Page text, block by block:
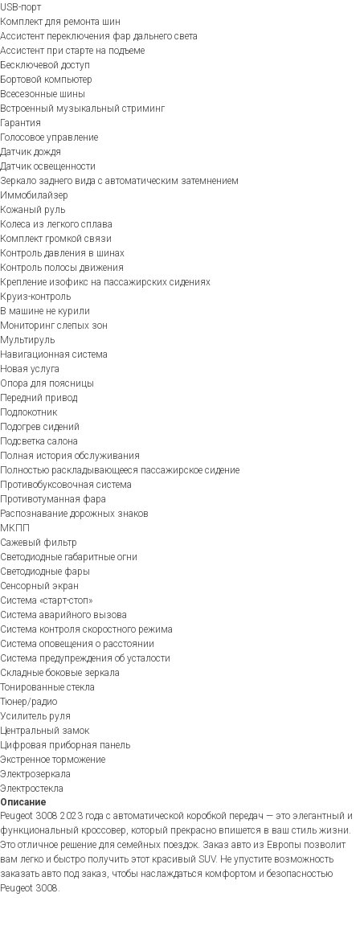
USB-порт
Комплект для ремонта шин
Ассистент переключения фар дальнего света
Ассистент при старте на подъеме
Бесключевой доступ
Бортовой компьютер
Всесезонные шины
Встроенный музыкальный стриминг
Гарантия
Голосовое управление
Датчик дождя
Датчик освещенности
Зеркало заднего вида с автоматическим затемнением
Иммобилайзер
Кожаный руль
Колеса из легкого сплава
Комплект громкой связи
Контроль давления в шинах
Контроль полосы движения
Крепление изофикс на пассажирских сидениях
Круиз-контроль
В машине не курили
Мониторинг слепых зон
Мультируль
Навигационная система
Новая услуга
Опора для поясницы
Передний привод
Подлокотник
Подогрев сидений
Подсветка салона
Полная история обслуживания
Полностью раскладывающееся пассажирское сидение
Противобуксовочная система
Противотуманная фара
Распознавание дорожных знаков
МКПП
Сажевый фильтр
Светодиодные габаритные огни
Светодиодные фары
Сенсорный экран
Система «старт-стоп»
Система аварийного вызова
Система контроля скоростного режима
Система оповещения о расстоянии
Система предупреждения об усталости
Складные боковые зеркала
Тонированные стекла
Тюнер/радио
Усилитель руля
Центральный замок
Цифровая приборная панель
Экстренное торможение
Электрозеркала
Электростекла
Описание
Peugeot 3008 2023 года с автоматической коробкой передач — это элегантный и
функциональный кроссовер, который прекрасно впишется в ваш стиль жизни.
Это отличное решение для семейных поездок. Заказ авто из Европы позволит
вам легко и быстро получить этот красивый SUV. Не упустите возможность
заказать авто под заказ, чтобы наслаждаться комфортом и безопасностью
Peugeot 3008.